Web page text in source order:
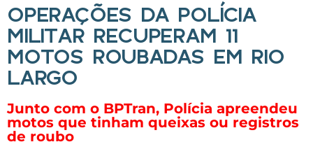
OPERAÇÕES DA POLÍCIA
MILITAR RECUPERAM 11
MOTOS ROUBADAS EM RIO
LARGO
Junto com o BPTran, Polícia apreendeu
motos que tinham queixas ou registros
de roubo